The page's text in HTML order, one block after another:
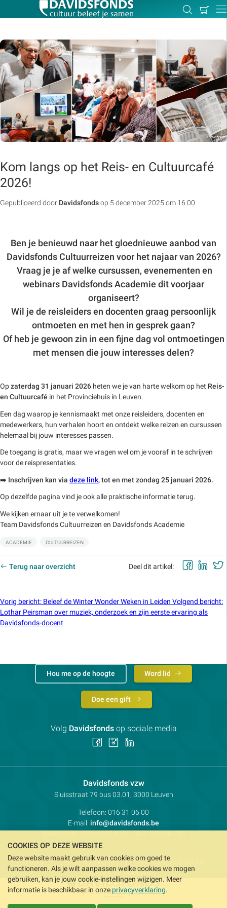
Zoeken
Mijn
Kom langs op het Reis- en Cultuurcafé
2026!
Gepubliceerd door Davidsfondsop 5 december 2025 om 16:00
Ben je benieuwd naar het gloednieuwe aanbod van
Davidsfonds Cultuurreizen voor het najaar van 2026?
Vraag je je af welke cursussen, evenementen en
webinars Davidsfonds Academie dit voorjaar
organiseert?
Wil je de reisleiders en docenten graag persoonlijk
ontmoeten en met hen in gesprek gaan?
Of heb je gewoon zin in een fijne dag vol ontmoetingen
met mensen die jouw interesses delen?
Opzaterdag 31 januari 2026 heten we je van harte welkom op het Reis-
en Cultuurcafé in het Provinciehuis in Leuven.
Een dag waarop je kennismaakt met onze reisleiders, docenten en
medewerkers, hun verhalen hoort en ontdekt welke reizen en cursussen
helemaal bij jouw interesses passen.
De toegang is gratis, maar we vragen wel om je vooraf in te schrijven
voor de reispresentaties.
➡️ Inschrijven kan via deze link, tot en met zondag 25 januari 2026.
Op dezelfde pagina vind je ook alle praktische informatie terug.
We kijken ernaar uit je te verwelkomen!
Team Davidsfonds Cultuurreizen en Davidsfonds Academie
Labels:
ACADEMIE CULTUURREIZEN
Terug naar overzicht Deel dit artikel:
Vorig bericht: Beleef de Winter Wonder Weken in Leiden Volgend bericht:
Lothar Peirsman over muziek, onderzoek en zijn eerste ervaring als
Davidsfonds-docent
Davidsfonds vzwContactpersoon:
Adres:
Sluisstraat 79 bus 03.01, 3000 Leuven
Telefoon: 016 31 06 00
E-mail: info@davidsfonds.be
Privacy Koekjesvoorkeuren
Verkoopsvoorwaarden
Intellectueel eigendom
Hou me op de hoogte Word lid
Doe een gift
Volg Davidsfondsop sociale media
Volg Volg
Zoek:
COOKIES OP DEZE WEBSITE
Deze website maakt gebruik van cookies om goed te
functioneren. Als je wilt aanpassen welke cookies we mogen
gebruiken, kan je jouw cookie-instellingen wijzigen. Meer
informatie is beschikbaar in onze privacyverklaring.